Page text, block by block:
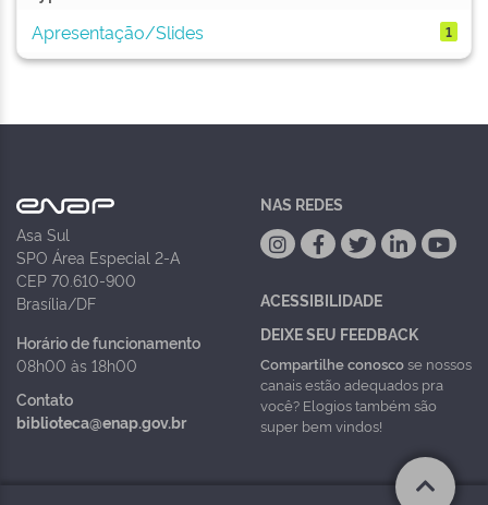
Apresentação/Slides
1
Asa Sul
SPO Área Especial 2-A
CEP 70.610-900
Brasília/DF
Horário de funcionamento
08h00 às 18h00
Contato
biblioteca@enap.gov.br
NAS REDES
ACESSIBILIDADE
DEIXE SEU FEEDBACK
Compartilhe conoscose nossos
canais estão adequados pra
você? Elogios também são
super bem vindos!